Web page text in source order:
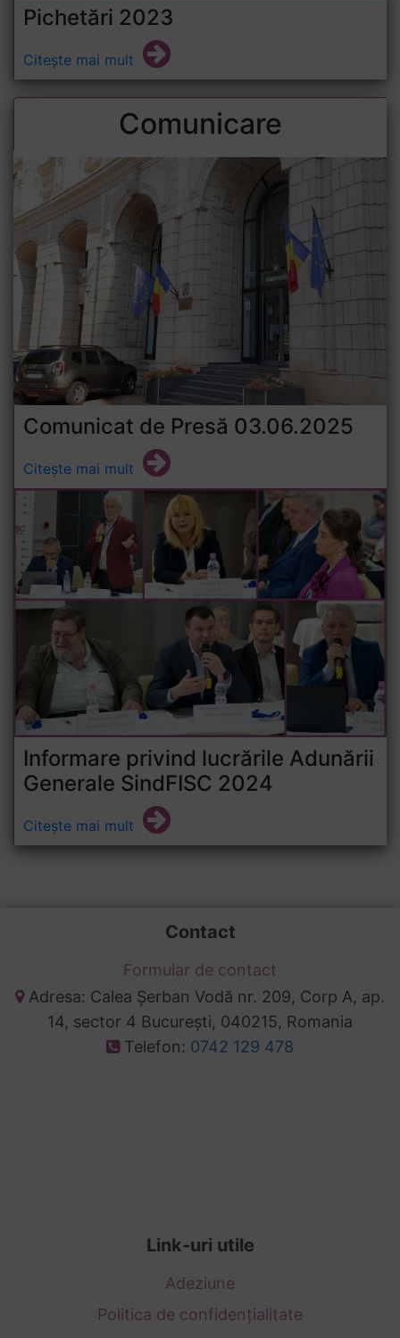
Pichetări 2023
Citește mai mult
Comunicare
Comunicat de Presă 03.06.2025
Citește mai mult
Informare privind lucrările Adunării
Generale SindFISC 2024
Citește mai mult
Contact
Formular de contact
Adresa: Calea Șerban Vodă nr. 209, Corp A, ap.
14, sector 4 București, 040215, Romania
Telefon: 0742 129 478
Link-uri utile
Adeziune
Politica de confidențialitate